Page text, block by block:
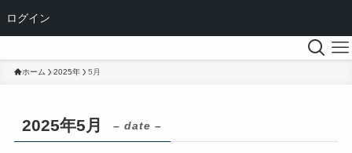
ログイン
ホーム 2025年 5月
2025年5月 – date –